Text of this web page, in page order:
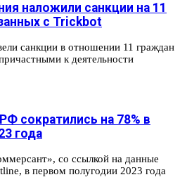
наложили санкции на 11
с Trickbot
санкции в отношении 11 граждан
к деятельности
сократились на 78% в
года
со ссылкой на данные
в первом полугодии 2023 года